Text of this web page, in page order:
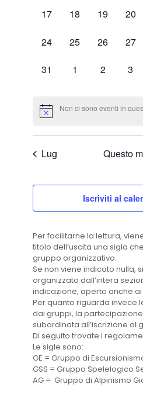
0
17
0
18
0
19
0
20
0
24
0
25
0
26
0
27
0
31
0
1
0
2
0
3
Non ci sono eventi in
Lug Questo
Iscriviti al
Per facilitarne la lettura,
titolo dell’uscita una sigla
gruppo organizzativo.
Se non viene indicato nulla,
organizzato dall’intera
indicazione, aperto anche ai
Per quanto riguarda invece
dai gruppi, la
subordinata all’iscrizione al
Di seguito trovate i
Le sigle sono:
GE = Gruppo di
GSS = Gruppo Spelelogico
AG = Gruppo di Alpinismo